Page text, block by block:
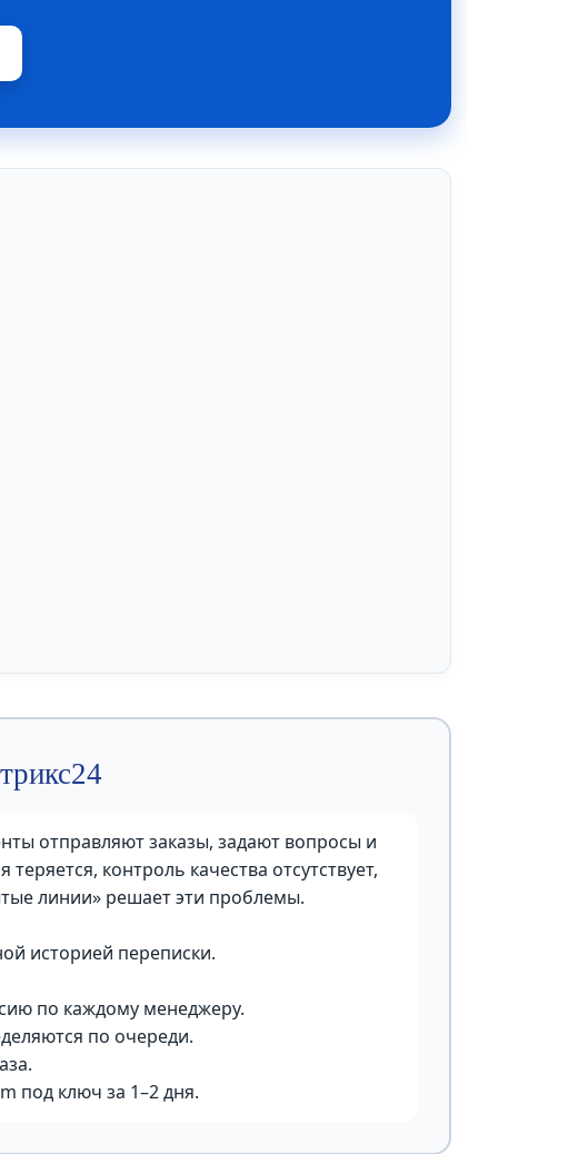
отправляют заказы, задают вопросы и
контроль качества отсутствует,
линии» решает эти проблемы.
историей переписки.
по каждому менеджеру.
по очереди.
под ключ за 1–2 дня.